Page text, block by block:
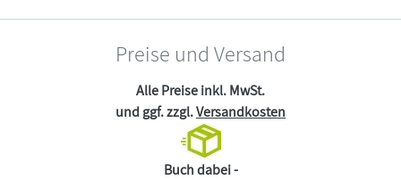
Preise und Versand
Alle Preise inkl. MwSt.
und ggf. zzgl.Versandkosten
Buch dabei -